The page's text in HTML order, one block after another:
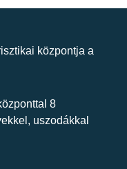
központja a
8
uszodákkal